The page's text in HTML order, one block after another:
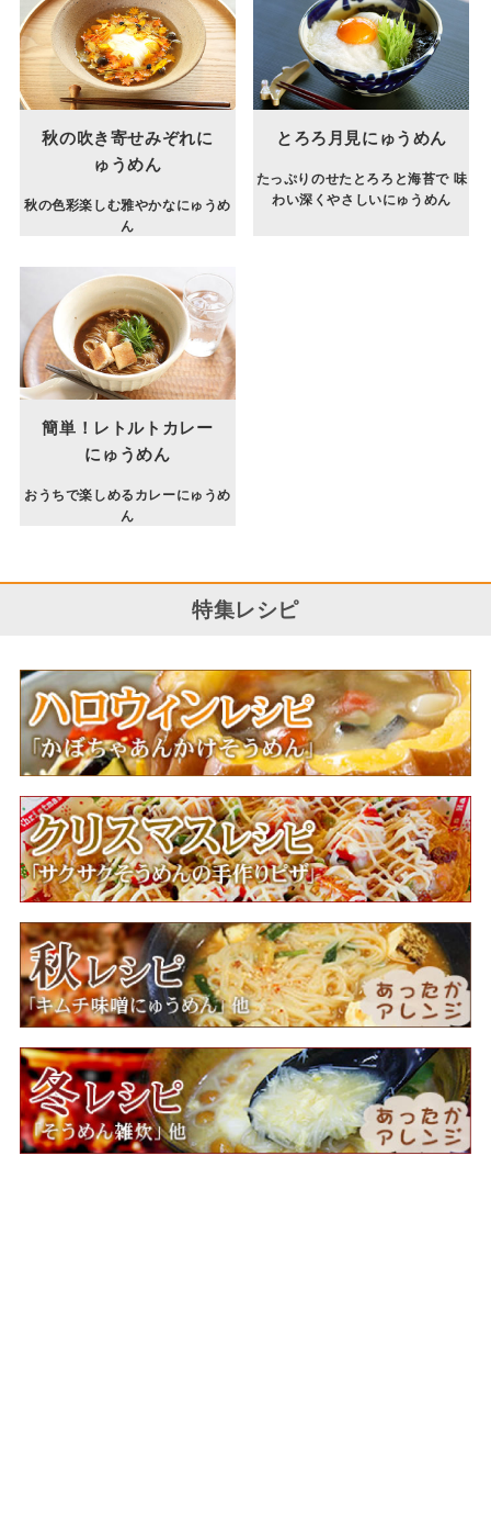
秋の吹き寄せみぞれに
ゅうめん
秋の色彩楽しむ雅やかなにゅうめ
ん
とろろ月見にゅうめん
たっぷりのせたとろろと海苔で 味
わい深くやさしいにゅうめん
簡単！レトルトカレー
にゅうめん
おうちで楽しめるカレーにゅうめ
ん
特集レシピ